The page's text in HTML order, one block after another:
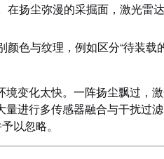
在扬尘弥漫的采掘面，激光
颜色与纹理，例如区分“待装载
变化太快。一阵扬尘飘过，
进行多传感器融合与干扰过
以忽略。